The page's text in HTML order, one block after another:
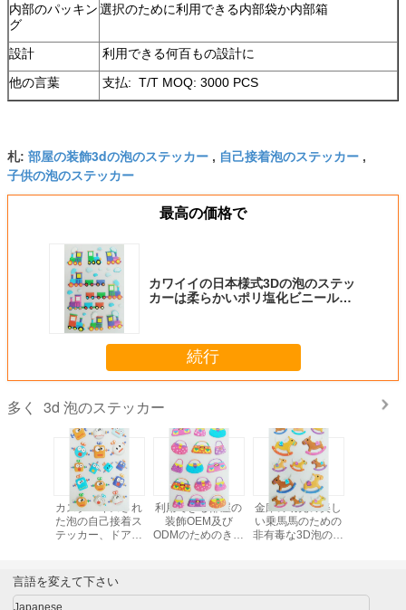
内部のパッキン
グ
選択のために利用できる内部袋か内部箱
設計
利用できる何百もの設計に
他の言葉
支払: T/T MOQ: 3000 PCS
札: 部屋の装飾3dの泡のステッカー , 自己接着泡のステッカー ,
子供の泡のステッカー
最高の価格で
カワイイの日本様式3Dの泡のステッ
カーは柔らかいポリ塩化ビニール
続行
多く 3d 泡のステッカー
カスタマイズされ
た泡の自己接着ス
テッカー、ドアの
利用できる部屋の
装飾OEM及び
ODMのためのきれ
金庫の幼児の美し
い乗馬馬のための
非有毒な3D泡のス
言語を変えて下さい
Japanese